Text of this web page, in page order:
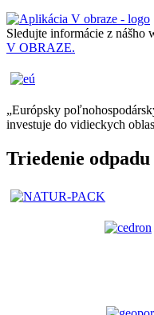
Sledujte informácie z nášho
V OBRAZE.
„Európsky
investuje do vidieckych
Triedenie odpadu